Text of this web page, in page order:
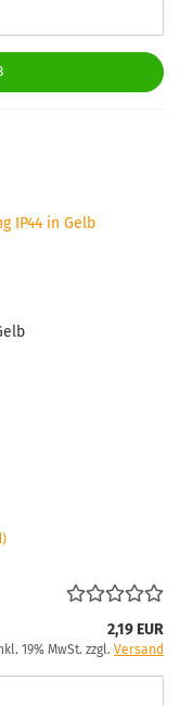
2,19 EUR
19% MwSt. zzgl. Versand